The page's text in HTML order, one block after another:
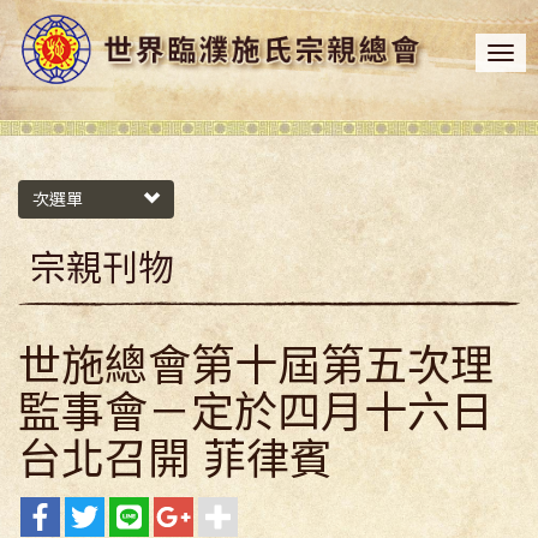
次選單
宗親刊物
世施總會第十屆第五次理
監事會－定於四月十六日
台北召開 菲律賓